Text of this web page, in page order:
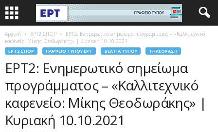
Αρχική EΡΤ2 ΣΠΟΡ
ΕΡΤ2: Ενημερωτικό σημείωμα προγράμματος – «Καλλιτεχνικό
καφενείο: Μίκης Θεοδωράκης» | Κυριακή 10.10.2021
EΡΤ2 ΣΠΟΡ ΓΡΑΦΕΊΟ ΤΎΠΟΥ ΕΡΤ ΔΕΛΤΊΑ ΤΎΠΟΥ ΤΗΛΕΌΡΑΣΗ
ΕΡΤ2: Ενημερωτικό σημείωμα
προγράμματος – «Καλλιτεχνικό
καφενείο: Μίκης Θεοδωράκης» |
Κυριακή 10.10.2021